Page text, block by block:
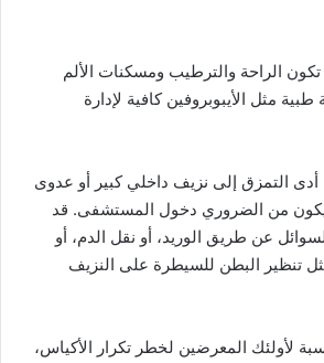
تكون الراحة والترطيب ومسكنات الألم
مثل الأيبوبروفين كافية لإدارة
أدى التمزق إلى نزيف داخلي كبير أو عدوى
يكون من الضروري دخول المستشفى. قد
عن طريق الوريد، أو نقل الدم، أو
تنظير البطن للسيطرة على النزيف
لأولئك المعرضين لخطر تكرار الأكياس،